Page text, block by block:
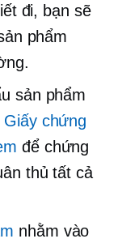
đi, bạn sẽ
phẩm
sản phẩm
Giấy chứng
để chứng
thủ tất cả
nhằm vào